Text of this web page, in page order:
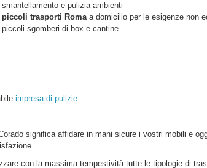
smantellamento e pulizia ambienti
piccoli trasporti Romaa domicilio per le esigenze non
piccoli sgomberi di box e cantine
impresa di pulizie
significa affidare in mani sicure i vostri mobili e
con la massima tempestività tutte le tipologie di